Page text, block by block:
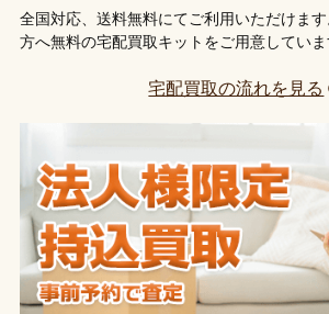
全国対応、送料無料にてご利用いただけま
方へ無料の宅配買取キットをご用意していま
宅配買取の流れを見る